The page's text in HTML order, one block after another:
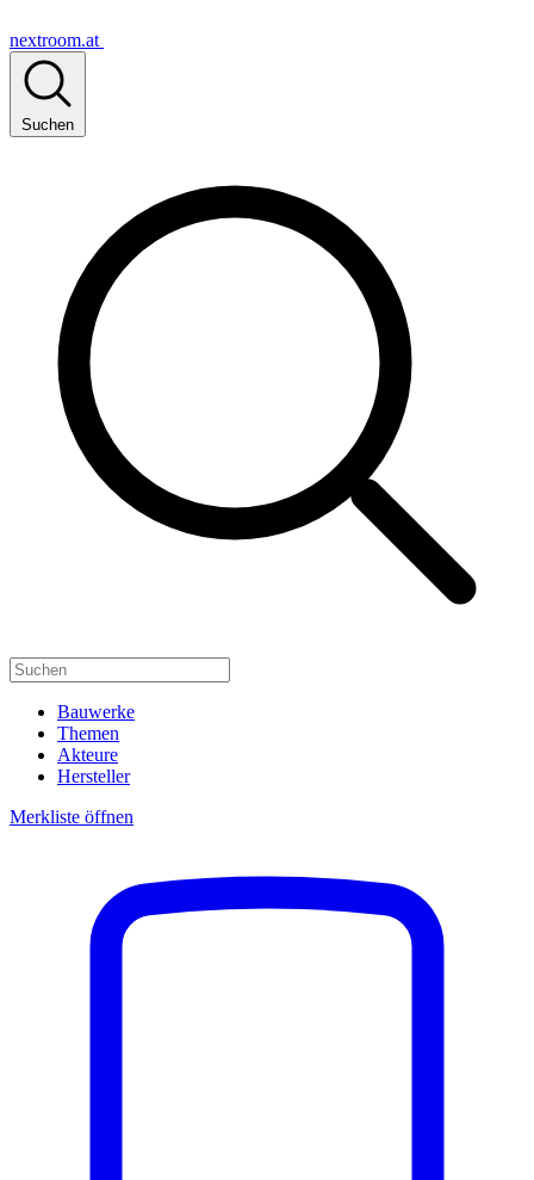
nextroom.at
Suchen
Bauwerke
Themen
Akteure
Hersteller
Merkliste öffnen